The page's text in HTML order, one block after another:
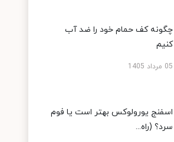
چگونه کف حمام خود را ضد آب
کنیم
05 مرداد 1405
اسفنج یورولوکس بهتر است یا فوم
سرد؟ (راه...